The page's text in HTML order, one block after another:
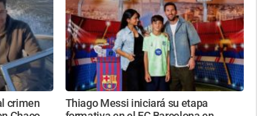
crimen
Thiago Messi iniciará su etapa